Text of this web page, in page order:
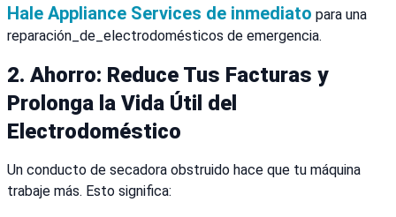
Hale Appliance Services de inmediato para una
reparación_de_electrodomésticos de emergencia.
2. Ahorro: Reduce Tus Facturas y
Prolonga la Vida Útil del
Electrodoméstico
Un conducto de secadora obstruido hace que tu máquina
trabaje más. Esto significa: